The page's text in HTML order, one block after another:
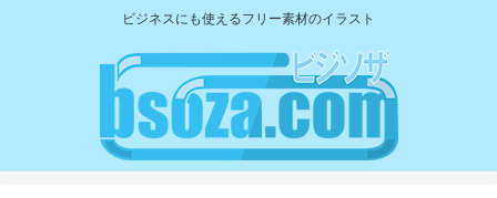
ビジネスにも使えるフリー素材のイラスト